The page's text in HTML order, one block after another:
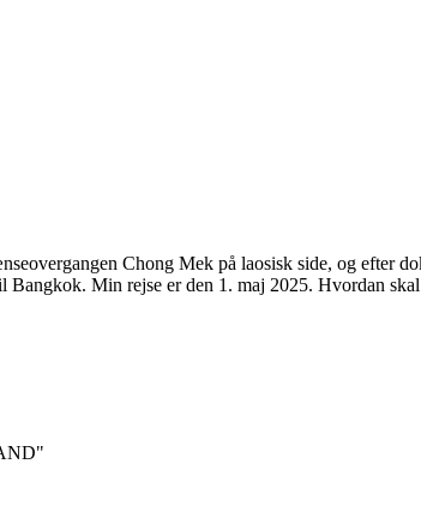
Chong Mek på laosisk side, og efter
Min rejse er den 1. maj 2025. Hvordan